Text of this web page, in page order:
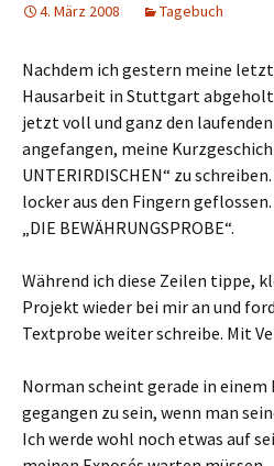
4. März 2008 Tagebuch
Nachdem ich gestern meine
Hausarbeit in Stuttgart abgeholt
jetzt voll und ganz den
angefangen, meine
UNTERIRDISCHEN“ zu
locker aus den Fingern
„DIE BEWÄHRUNGSPROBE“.
Während ich diese Zeilen tippe,
Projekt wieder bei mir an und
Textprobe weiter schreibe. Mit
Norman scheint gerade in
gegangen zu sein, wenn man
Ich werde wohl noch etwas auf